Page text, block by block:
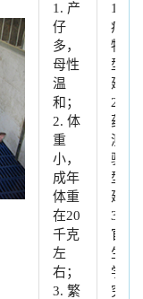
1. 产
仔
多，
母性
温
和；
2. 体
重
小，
成年
体重
在20
千克
左
右；
3. 繁
1. 疾
病动
物模
型创
建
2. 新
药检
测实
验模
型构
建
3. 器
官再
生医
学研
究模